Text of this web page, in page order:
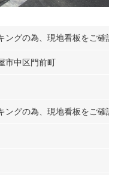
ングの為、現地看板をご確認
市中区門前町
ングの為、現地看板をご確認